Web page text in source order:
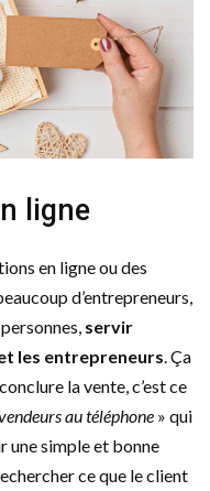
ligne
en ligne ou des
d’entrepreneurs,
servir
les entrepreneurs. Ça
la vente, c’est ce
au téléphone » qui
une simple et bonne
ce que le client